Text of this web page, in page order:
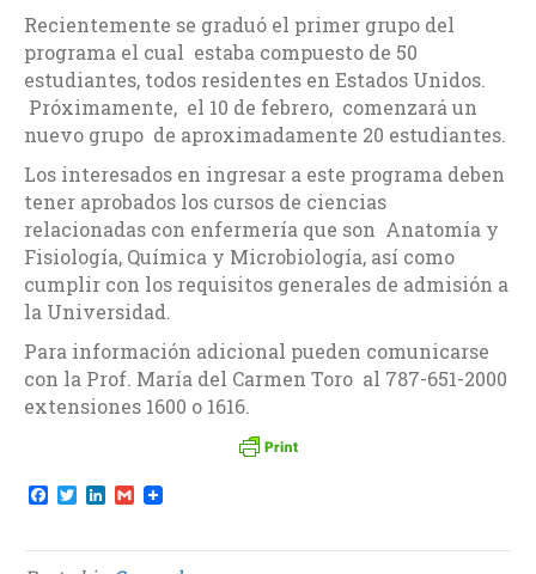
Recientemente se graduó el primer grupo del
programa el cual estaba compuesto de 50
estudiantes, todos residentes en Estados Unidos.
Próximamente, el 10 de febrero, comenzará un
nuevo grupo de aproximadamente 20 estudiantes.
Los interesados en ingresar a este programa deben
tener aprobados los cursos de ciencias
relacionadas con enfermería que son Anatomía y
Fisiología, Química y Microbiología, así como
cumplir con los requisitos generales de admisión a
la Universidad.
Para información adicional pueden comunicarse
con la Prof. María del Carmen Toro al 787-651-2000
extensiones 1600 o 1616.
F
e
T
t
L
k
G
i